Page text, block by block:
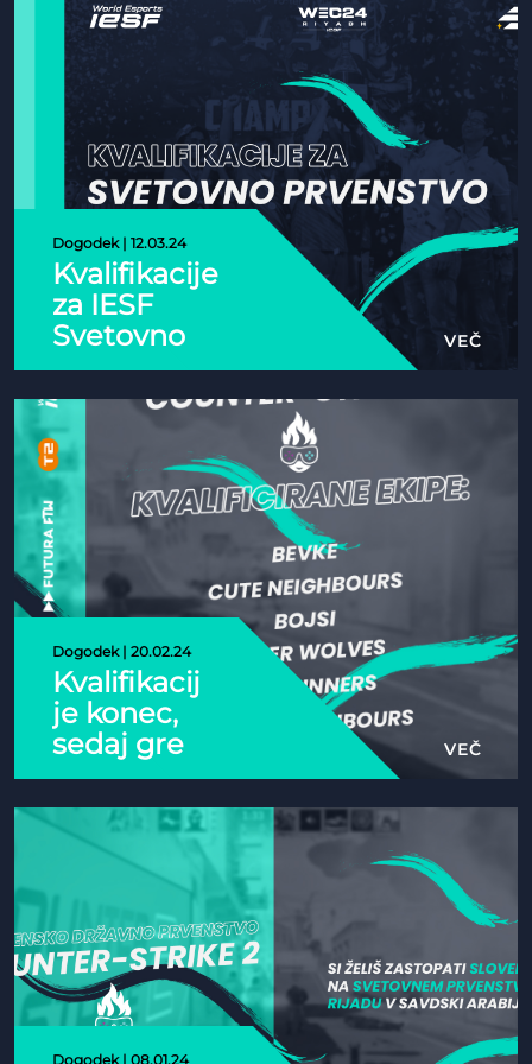
Dogodek | 12.03.24
Kvalifikacije
za IESF
Svetovno
Prvenstvo
2024
VEČ
Dogodek | 20.02.24
Kvalifikacij
je konec,
sedaj gre
za res!
VEČ
Dogodek | 08.01.24